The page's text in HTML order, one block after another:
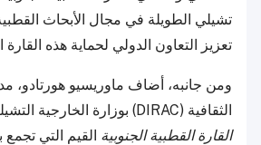
تشيلي الطويلة في مجال الأبحاث
تعزيز التعاون الدولي لحماية هذه القارة
ومن جانبه، أضاف ماوريسيو هورتادو،
الثقافية (DIRAC) بوزارة الخارجية التشيلية: "يجسد معرض
القارة القطبية الجنوبية القيم التي تجمع